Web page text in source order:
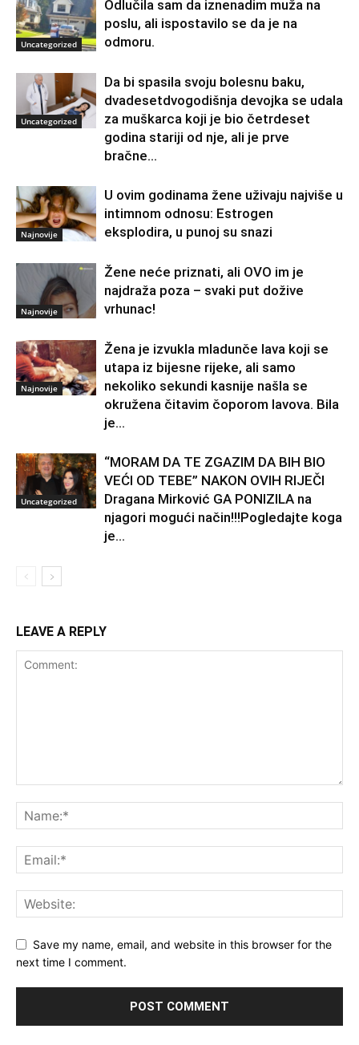
Uncategorized
Odlučila sam da iznenadim muža na
poslu, ali ispostavilo se da je na
odmoru.
Uncategorized
Da bi spasila svoju bolesnu baku,
dvadesetdvogodišnja devojka se udala
za muškarca koji je bio četrdeset
godina stariji od nje, ali je prve
bračne...
Najnovije
U ovim godinama žene uživaju najviše u
intimnom odnosu: Estrogen
eksplodira, u punoj su snazi
Najnovije
Žene neće priznati, ali OVO im je
najdraža poza – svaki put dožive
vrhunac!
Najnovije
Žena je izvukla mladunče lava koji se
utapa iz bijesne rijeke, ali samo
nekoliko sekundi kasnije našla se
okružena čitavim čoporom lavova. Bila
je...
Uncategorized
“MORAM DA TE ZGAZIM DA BIH BIO
VEĆI OD TEBE” NAKON OVIH RIJEČI
Dragana Mirković GA PONIZILA na
njagori mogući način!!!Pogledajte koga
je...
LEAVE A REPLY
Save my name, email, and website in this browser for the
next time I comment.